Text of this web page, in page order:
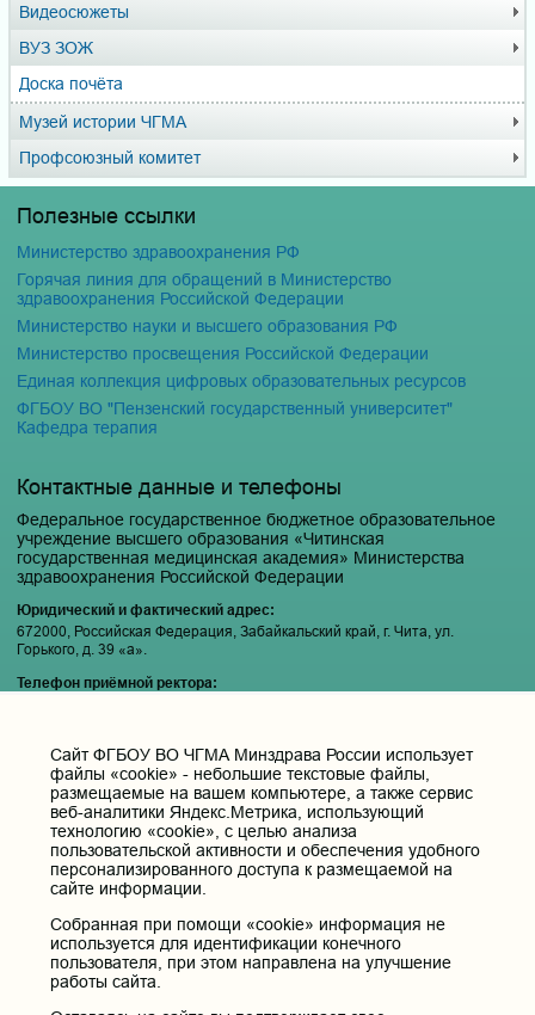
Видеосюжеты
ВУЗ ЗОЖ
Доска почёта
Музей истории ЧГМА
Профсоюзный комитет
Полезные ссылки
Министерство здравоохранения РФ
Горячая линия для обращений в Министерство
здравоохранения Российской Федерации
Министерство науки и высшего образования РФ
Министерство просвещения Российской Федерации
Единая коллекция цифровых образовательных ресурсов
ФГБОУ ВО "Пензенский государственный университет"
Кафедра терапия
Контактные данные и телефоны
Федеральное государственное бюджетное образовательное
учреждение высшего образования «Читинская
государственная медицинская академия» Министерства
здравоохранения Российской Федерации
Юридический и фактический адрес:
672000, Российская Федерация, Забайкальский край, г. Чита, ул.
Горького, д. 39 «а».
Телефон приёмной ректора:
pochta@chitgma.ru
Официальная группа «ВКонтакте»:
https://vk.com/news_chgma
Официальный канал «Телеграмм»:
https://t.me/chgma75
Официальный канал «МАХ»:
https://max.ru/id7536010483_gos
Вход
Cайт ФГБОУ ВО ЧГМА Минздрава России использует
файлы «cookie» - небольшие текстовые файлы,
размещаемые на вашем компьютере, а также сервис
веб-аналитики Яндекс.Метрика, использующий
технологию «cookie», с целью анализа
пользовательской активности и обеспечения удобного
персонализированного доступа к размещаемой на
сайте информации.
Собранная при помощи «cookie» информация не
используется для идентификации конечного
пользователя, при этом направлена на улучшение
работы сайта.